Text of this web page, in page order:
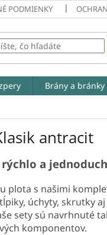
PODMIENKY
Brány a bránky
antracit
a
plota s našimi
úchyty, skrutky
sety sú navrhnuté
komponentov.